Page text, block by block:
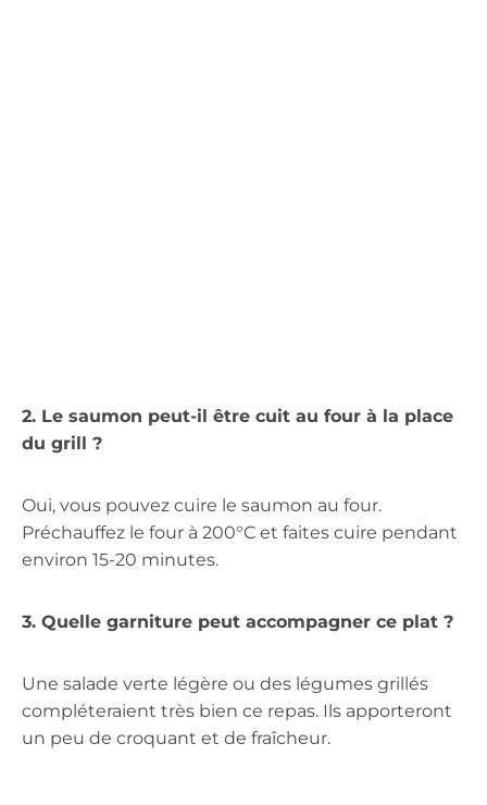
2. Le saumon peut-il être cuit au four à la place
du grill ?
Oui, vous pouvez cuire le saumon au four.
Préchauffez le four à 200°C et faites cuire pendant
environ 15-20 minutes.
3. Quelle garniture peut accompagner ce plat ?
Une salade verte légère ou des légumes grillés
compléteraient très bien ce repas. Ils apporteront
un peu de croquant et de fraîcheur.